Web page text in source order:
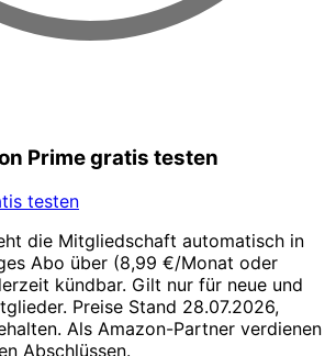
Prime gratis testen
testen
die Mitgliedschaft automatisch in
Abo über (8,99 €/Monat oder
kündbar. Gilt nur für neue und
Preise Stand 28.07.2026,
Als Amazon-Partner verdienen
Abschlüssen.